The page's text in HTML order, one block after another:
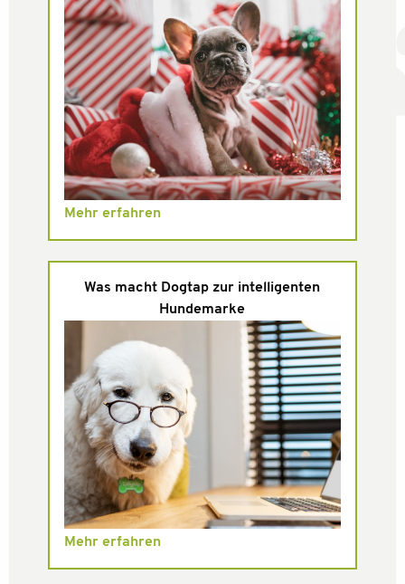
Mehr erfahren
Was macht Dogtap zur intelligenten
Hundemarke
Mehr erfahren